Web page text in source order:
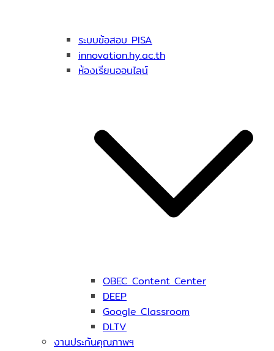
ระบบข้อสอบ PISA
innovation.hy.ac.th
ห้องเรียนออนไลน์
OBEC Content Center
DEEP
Google Classroom
DLTV
งานประกันคุณภาพฯ